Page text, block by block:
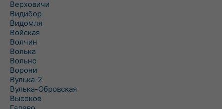
Верховичи
Видибор
Видомля
Войская
Волчин
Волька
Вольно
Ворони
Вулька-2
Вулька-Обровская
Высокое